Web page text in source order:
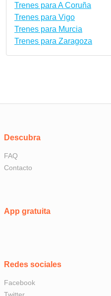
Trenes para A Coruña
Trenes para Vigo
Trenes para Murcia
Trenes para Zaragoza
Descubra
FAQ
Contacto
App gratuita
Redes sociales
Facebook